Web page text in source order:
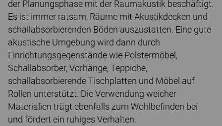
der Planungsphase mit der Raumakustik beschäftigt.
Es ist immer ratsam, Räume mit Akustikdecken und
schallabsorbierenden Böden auszustatten. Eine gute
akustische Umgebung wird dann durch
Einrichtungsgegenstände wie Polstermöbel,
Schallabsorber, Vorhänge, Teppiche,
schallabsorbierende Tischplatten und Möbel auf
Rollen unterstützt. Die Verwendung weicher
Materialien trägt ebenfalls zum Wohlbefinden bei
und fördert ein ruhiges Verhalten.